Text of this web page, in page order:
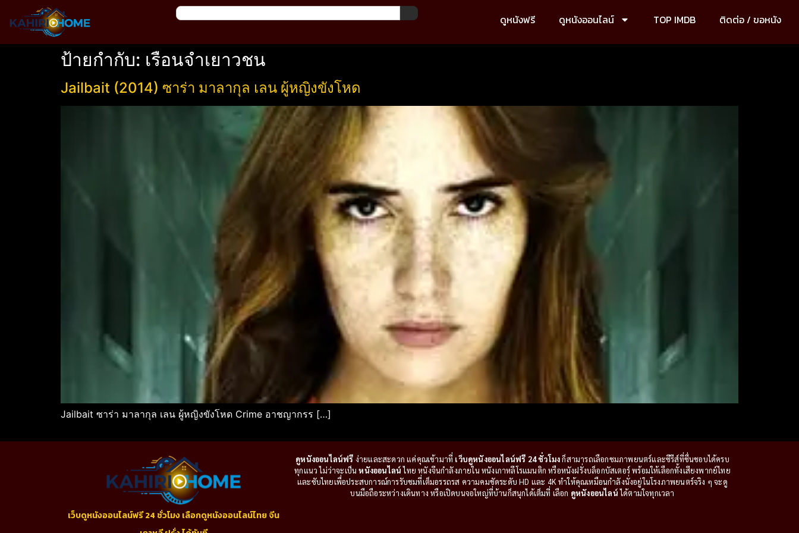
ดูหนังฟรี ดูหนังออนไลน์ TOP IMDB ติดต่อ / ขอหนัง
ป้ายกำกับ: เรือนจำเยาวชน
Jailbait (2014) ซาร่า มาลากุล เลน ผู้หญิงขังโหด
Jailbait ซาร่า มาลากุล เลน ผู้หญิงขังโหด Crime อาชญากรร […]
เว็บดูหนังออนไลน์ฟรี 24 ชั่วโมง เลือกดูหนังออนไลน์ไทย จีน
ดูหนังออนไลน์ฟรี ง่ายและสะดวก แค่คุณเข้ามาที่ เว็บดูหนังออนไลน์ฟรี 24 ชั่วโมงก็สามารถเลือกชมภาพยนตร์และซีรีส์ที่ชื่นชอบได้ครบ
ทุกแนว ไม่ว่าจะเป็นหนังออนไลน์ไทย หนังจีนกำลังภายใน หนังเกาหลีโรแมนติก หรือหนังฝรั่งบล็อกบัสเตอร์ พร้อมให้เลือกทั้งเสียงพากย์ไทย
และซับไทยเพื่อประสบการณ์การรับชมที่เต็มอรรถรส ความคมชัดระดับ HD และ 4K ทำให้คุณเหมือนกำลังนั่งอยู่ในโรงภาพยนตร์จริง ๆ จะดู
บนมือถือระหว่างเดินทาง หรือเปิดบนจอใหญ่ที่บ้านก็สนุกได้เต็มที่ เลือก ดูหนังออนไลน์ได้ตามใจทุกเวลา